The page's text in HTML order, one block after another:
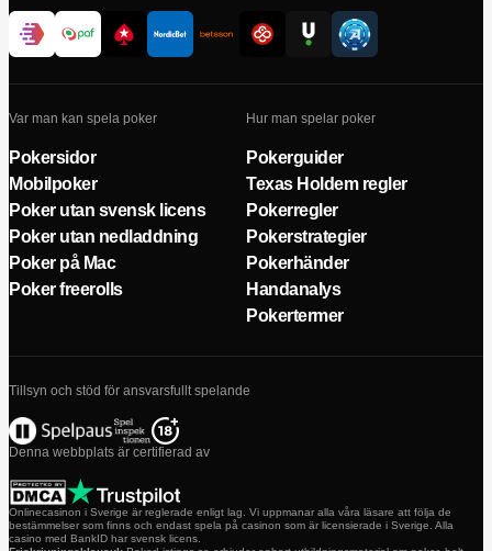
Var man kan spela poker
Pokersidor
Mobilpoker
Poker utan svensk licens
Poker utan nedladdning
Poker på Mac
Poker freerolls
Hur man spelar poker
Pokerguider
Texas Holdem regler
Pokerregler
Pokerstrategier
Pokerhänder
Handanalys
Pokertermer
Tillsyn och stöd för ansvarsfullt spelande
Denna webbplats är certifierad av
Onlinecasinon i Sverige är reglerade enligt lag. Vi uppmanar alla våra läsare att följa de
bestämmelser som finns och endast spela på casinon som är licensierade i Sverige. Alla
casino med BankID har svensk licens.